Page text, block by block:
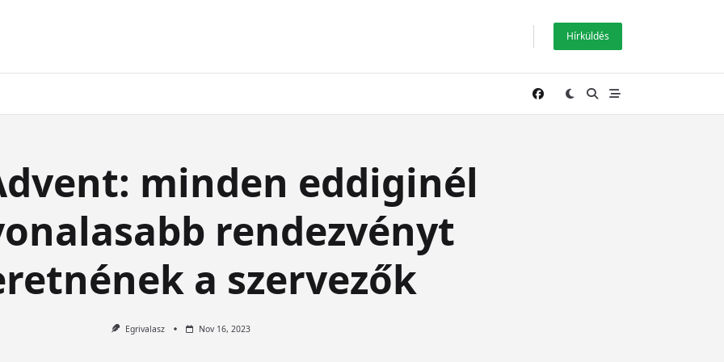
Hírküldés
minden eddiginél
rendezvényt
a szervezők
Egrivalasz Nov 16, 2023